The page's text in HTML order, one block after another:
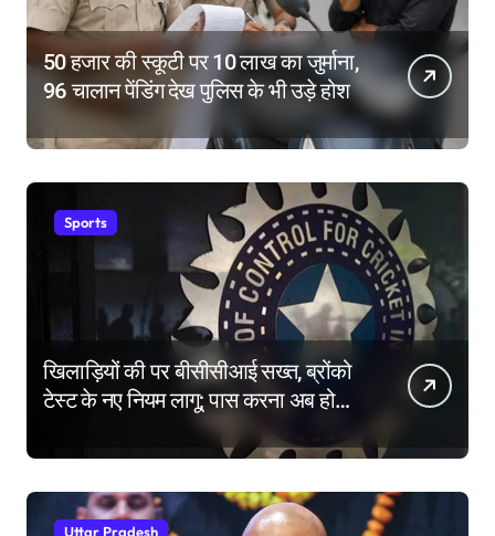
50 हजार की स्कूटी पर 10 लाख का जुर्माना,
96 चालान पेंडिंग देख पुलिस के भी उड़े होश
Sports
खिलाड़ियों की पर बीसीसीआई सख्त, ब्रोंको
टेस्ट के नए नियम लागू; पास करना अब होगा
Uttar Pradesh